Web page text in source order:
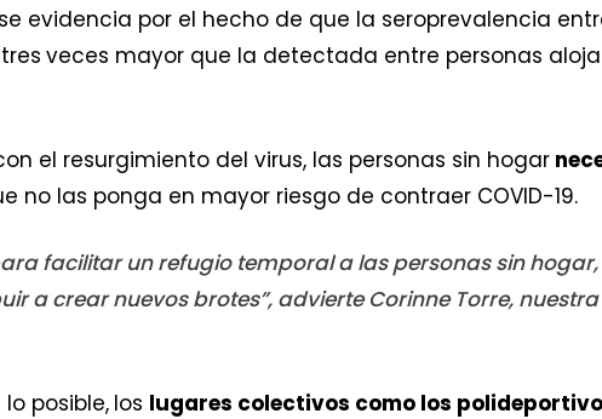
se evidencia por el hecho de que la seroprevalencia
veces mayor que la detectada entre personas
el resurgimiento del virus, las personas sin hogar
no las ponga en mayor riesgo de contraer COVID-19.
facilitar un refugio temporal a las personas sin
a crear nuevos brotes”, advierte Corinne Torre, nuestra
posible, los lugares colectivos como los